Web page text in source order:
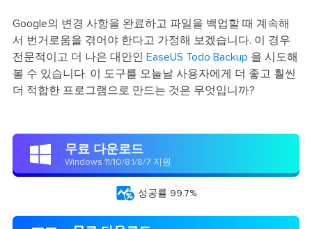
Google의 변경 사항을 완료하고 파일을 백업할 때 계속해
서 번거로움을 겪어야 한다고 가정해 보겠습니다. 이 경우
전문적이고 더 나은 대안인 EaseUS Todo Backup 을 시도해
볼 수 있습니다. 이 도구를 오늘날 사용자에게 더 좋고 훨씬
더 적합한 프로그램으로 만드는 것은 무엇입니까?
 무료 다운로드
Windows 11/10/8.1/8/7 지원
 성공률 99.7%